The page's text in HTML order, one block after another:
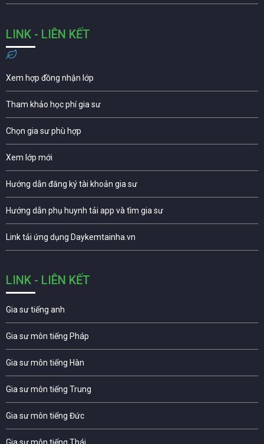
LINK - LIÊN KẾT
Xem hợp đồng nhận lớp
Tham khảo học phí gia sư
Chọn gia sư phù hợp
Xem lớp mới
Hướng dẫn đăng ký tài khoản gia sư
Hướng dẫn phụ huynh tải app và tìm gia sư
Link tải ứng dụng Daykemtainha.vn
LINK - LIÊN KẾT
Gia sư tiếng anh
Gia sư môn tiếng Pháp
Gia sư môn tiếng Hàn
Gia sư môn tiếng Trung
Gia sư môn tiếng Đức
Gia sư môn tiếng Thái